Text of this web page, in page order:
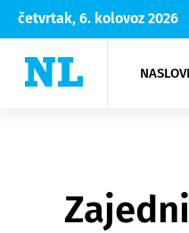
četvrtak, 6. kolovoz 2026